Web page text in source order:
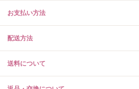
お支払い方法
配送方法
送料について